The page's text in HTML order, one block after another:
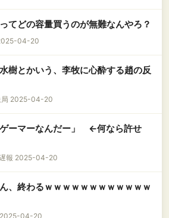
てどの容量買うのが無難なんやろ？
04-20
樹とかいう、李牧に心酔する趙の反
局 2025-04-20
ーマーなんだー」 ←何なら許せ
報 2025-04-20
、終わるｗｗｗｗｗｗｗｗｗｗｗｗ
2025-04-20